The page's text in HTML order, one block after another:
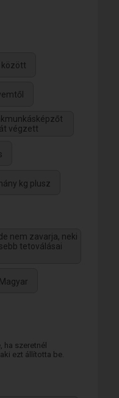
között
végzett
kg plusz
nem zavarja, neki
tetoválásai
Magyar
ha szeretnél
ezt állította be.